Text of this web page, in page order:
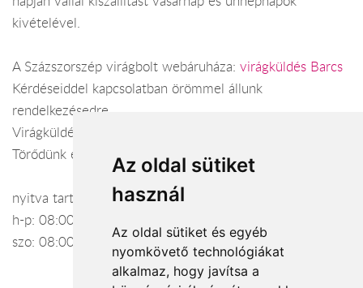
Az oldal sütiket
használ
Az oldal sütiket és egyéb
nyomkövető technológiákat
alkalmaz, hogy javítsa a
kivételével.
A Százszorszép virágbolt webáruháza: virágküldés Barcs
Kérdéseiddel kapcsolatban örömmel állunk
rendelkezésedre.
Virágküldés Barcs
Törődünk egymással
nyitva tartás:
h-p: 08:00-17:00
szo: 08:00-12:00